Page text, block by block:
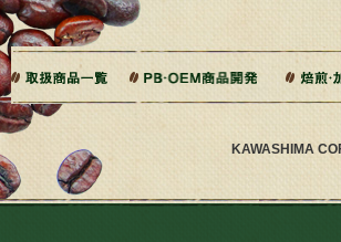
KAWASHIMA
本文へジャンプ
ドリッ
ティー
リキッ
オーダ
パッケ